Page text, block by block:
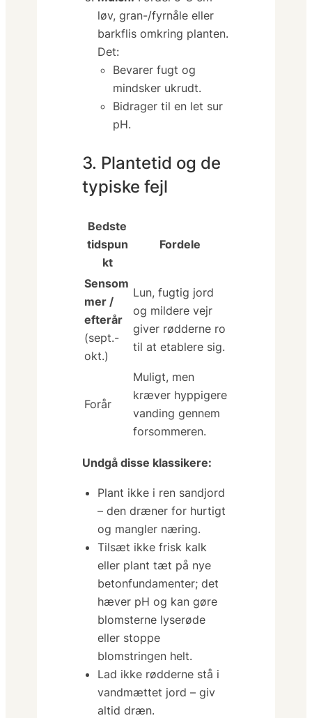
løv, gran-/fyrnåle eller
barkflis omkring planten.
Det:
Bevarer fugt og
mindsker ukrudt.
Bidrager til en let sur
pH.
3. Plantetid og de
typiske fejl
Bedste
tidspun
kt
Fordele
Sensom
mer /
efterår
(sept.-
okt.)
Lun, fugtig jord
og mildere vejr
giver rødderne ro
til at etablere sig.
Forår
Muligt, men
kræver hyppigere
vanding gennem
forsommeren.
Undgå disse klassikere:
Plant ikke i ren sandjord
– den dræner for hurtigt
og mangler næring.
Tilsæt ikkefrisk kalk
eller plant tæt på nye
betonfundamenter; det
hæver pH og kan gøre
blomsterne lyserøde
eller stoppe
blomstringen helt.
Lad ikke rødderne stå i
vandmættet jord – giv
altid dræn.